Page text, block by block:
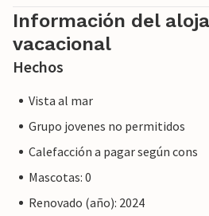
caso.
Nota: Esta propiedad está
privado, no por una empresa o un
UE en materia de consumo. Sin
seguro de que le
alojamiento con un propietario
Información del
vacacional
Hechos
Vista al mar
Grupo jovenes no permitidos
Calefacción a pagar según cons
Mascotas: 0
Renovado (año): 2024